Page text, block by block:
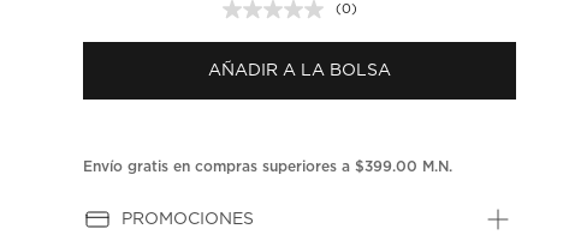
Sin
puntuación.
en
la
(0)
AÑADIR A LA BOLSA
Envío gratis en compras superiores a $399.00 M.N.
PROMOCIONES